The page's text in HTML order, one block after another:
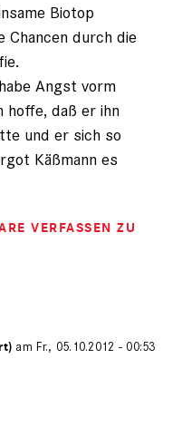
Biotop
Chancen durch die
Angst vorm
hoffe, daß er ihn
und er sich so
Käßmann es
VERFASSEN ZU
am Fr., 05.10.2012 - 00:53